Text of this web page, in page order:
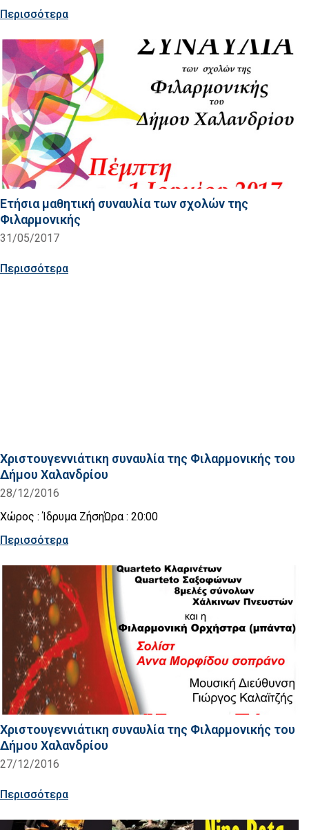
Περισσότερα
Eτήσια μαθητική συναυλία των σχολών της
Φιλαρμονικής
31/05/2017
Περισσότερα
Χριστουγεννιάτικη συναυλία της Φιλαρμονικής του
Δήμου Χαλανδρίου
28/12/2016
Χώρος : Ίδρυμα ΖήσηΏρα : 20:00
Περισσότερα
Χριστουγεννιάτικη συναυλία της Φιλαρμονικής του
Δήμου Χαλανδρίου
27/12/2016
Περισσότερα